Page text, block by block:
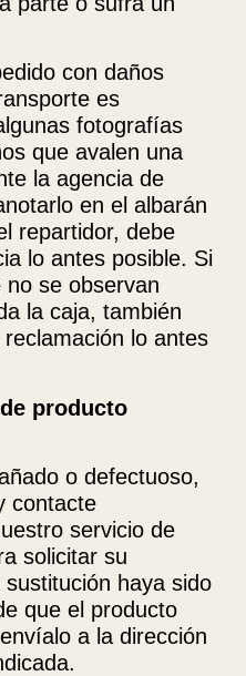
con daños
es
fotografías
que avalen una
la agencia de
en el albarán
repartidor, debe
lo antes posible. Si
se observan
la caja, también
lo antes
producto
o defectuoso,
contacte
servicio de
solicitar su
haya sido
que el producto
a la dirección